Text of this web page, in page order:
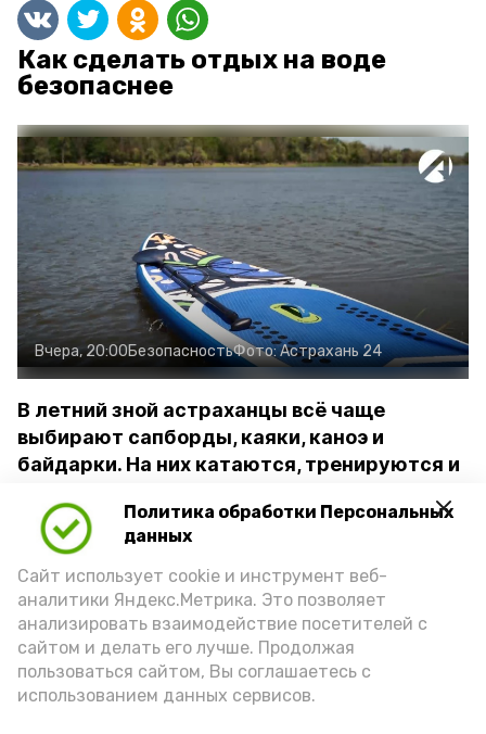
Политика обработки Персональных
данных
Сайт использует cookie и инструмент веб-
аналитики Яндекс.Метрика. Это позволяет
анализировать взаимодействие посетителей с
сайтом и делать его лучше. Продолжая
пользоваться сайтом, Вы соглашаетесь с
использованием данных сервисов.
Как сделать отдых на воде
безопаснее
Вчера, 20:00БезопасностьФото:Астрахань 24
В летний зной астраханцы всё чаще
выбирают сапборды, каяки, каноэ и
байдарки. На них катаются, тренируются и
путешествия
Спасатели отмечают, что многие
любители такого активного отдыха
часто переоценивают свои
возможности и пренебрегают
правилами безопасности. Спасательный